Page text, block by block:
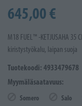
645,00 €
M18 FUEL™ -KETJUSAHA 35
kiristystyökalu, laipan suoja
Tuotekoodi: 4933479678
Myymäläsaatavuus:
Somero Salo